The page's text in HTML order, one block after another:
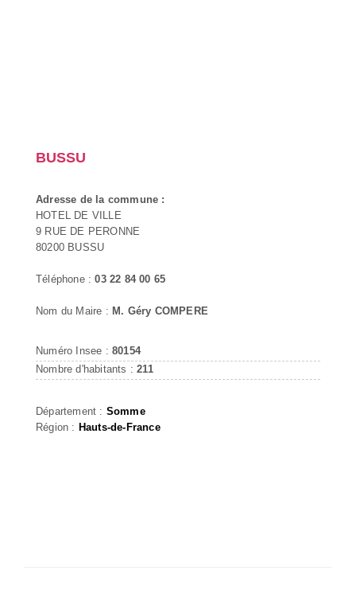
BUSSU
Adresse de la commune :
HOTEL DE VILLE
9 RUE DE PERONNE
80200 BUSSU
Téléphone :03 22 84 00 65
Nom du Maire : M. Géry COMPERE
Numéro Insee : 80154
Nombre d'habitants :211
Département : Somme
Région : Hauts-de-France